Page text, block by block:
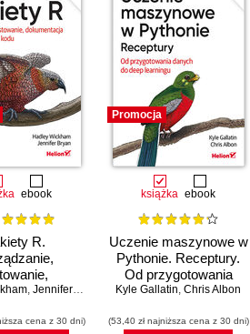
ebook
R.
i
II
, Jennifer Bryan
cena z 30 dni)
Promocja
książka ebook
Uczenie maszynowe w
Pythonie. Receptury.
Od przygotowania
danych do deep
Kyle Gallatin, Chris Albon
(53,40 zł najniższa cena z 30 dni)